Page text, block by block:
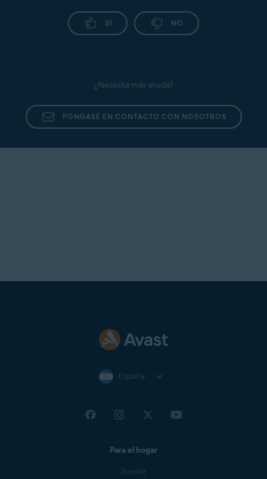
SÍ NO
¿Necesita más ayuda?
PÓNGASE EN CONTACTO CON NOSOTROS
España
Para el hogar
Soporte